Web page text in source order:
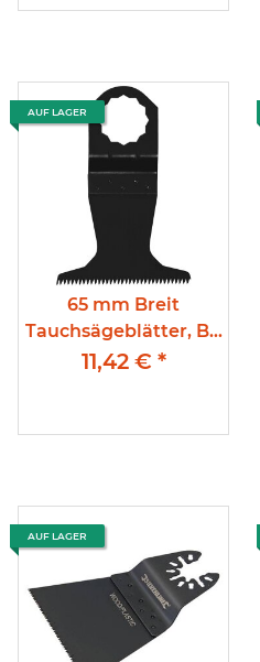
AUF LAGER
65 mm Breit
Tauchsägeblätter, Bi-
Metall 1,6 mm
11,42 € *
AUF LAGER